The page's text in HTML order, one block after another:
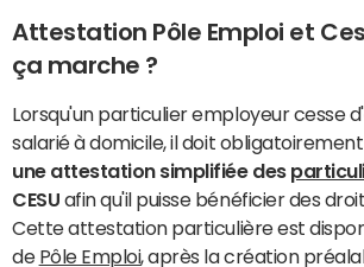
Attestation Pôle Emploi et
ça marche ?
Lorsqu'un particulier employeur cesse
salarié à domicile, il doit obligatoirement
une attestation simplifiée des
CESU afin qu'il puisse bénéficier des
Cette attestation particulière est
de Pôle Emploi, après la création